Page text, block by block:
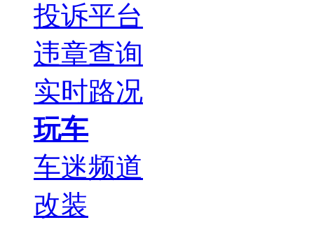
投诉平台
违章查询
实时路况
玩车
车迷频道
改装